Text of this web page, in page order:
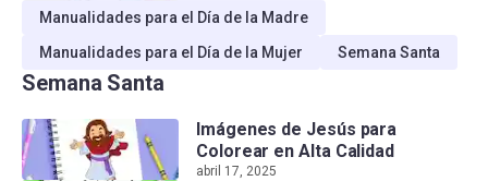
Manualidades para el Día de la Madre
Manualidades para el Día de la Mujer
Semana Santa
Semana Santa
Imágenes de Jesús para
Colorear en Alta Calidad
abril 17, 2025